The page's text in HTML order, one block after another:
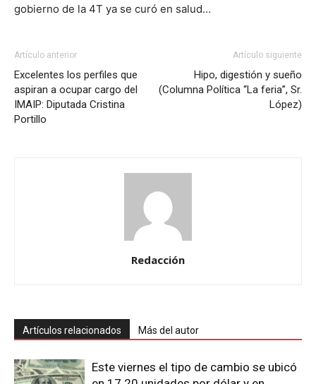
gobierno de la 4T ya se curó en salud…
Artículo anterior
Excelentes los perfiles que
aspiran a ocupar cargo del
IMAIP: Diputada Cristina
Portillo
Artículo siguiente
Hipo, digestión y sueño
(Columna Política “La feria”, Sr.
López)
Redacción
Artículos relacionados Más del autor
Este viernes el tipo de cambio se ubicó